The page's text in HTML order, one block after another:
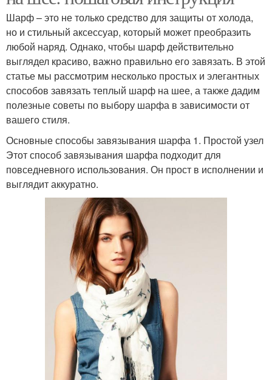
Шарф – это не только средство для защиты от холода,
но и стильный аксессуар, который может преобразить
любой наряд. Однако, чтобы шарф действительно
выглядел красиво, важно правильно его завязать. В этой
статье мы рассмотрим несколько простых и элегантных
способов завязать теплый шарф на шее, а также дадим
полезные советы по выбору шарфа в зависимости от
вашего стиля.
Основные способы завязывания шарфа 1. Простой узел
Этот способ завязывания шарфа подходит для
повседневного использования. Он прост в исполнении и
выглядит аккуратно.